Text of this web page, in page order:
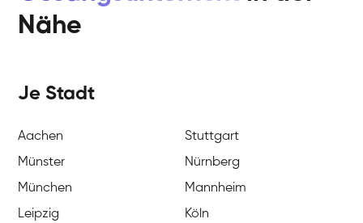
Nähe
Je Stadt
Aachen
Stuttgart
Münster
Nürnberg
München
Mannheim
Leipzig
Köln